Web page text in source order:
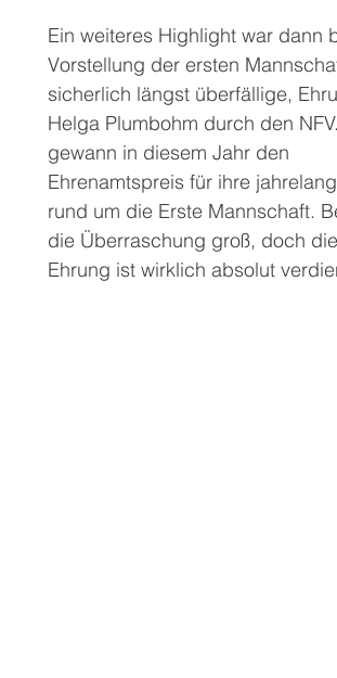
Ein weiteres Highlight war dann
Vorstellung der ersten
sicherlich längst überfällige,
Helga Plumbohm durch den
gewann in diesem Jahr den
Ehrenamtspreis für ihre
rund um die Erste Mannschaft.
die Überraschung groß, doch
Ehrung ist wirklich absolut